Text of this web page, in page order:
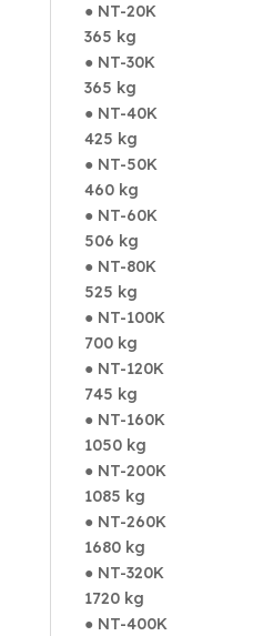
● NT-20K
365 kg
● NT-30K
365 kg
● NT-40K
425 kg
● NT-50K
460 kg
● NT-60K
506 kg
● NT-80K
525 kg
● NT-100K
700 kg
● NT-120K
745 kg
● NT-160K
1050 kg
● NT-200K
1085 kg
● NT-260K
1680 kg
● NT-320K
1720 kg
● NT-400K